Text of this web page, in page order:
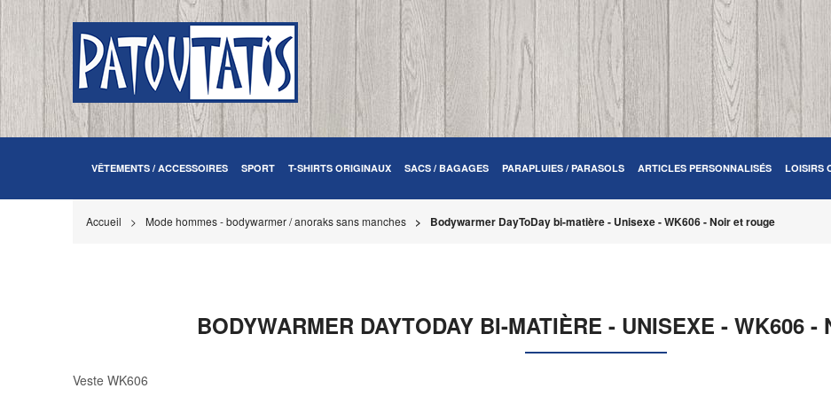
VÊTEMENTS / ACCESSOIRES SPORT T-SHIRTS ORIGINAUX SACS / BAGAGES PARAPLUIES / PARASOLS ARTICLES PERSONNALISÉS LOISIRS
Accueil Mode hommes - bodywarmer / anoraks sans manches Bodywarmer DayToDay bi-matière - Unisexe - WK606 - Noir et rouge
BODYWARMER DAYTODAY BI-MATIÈRE - UNISEXE - WK606 -
Veste WK606